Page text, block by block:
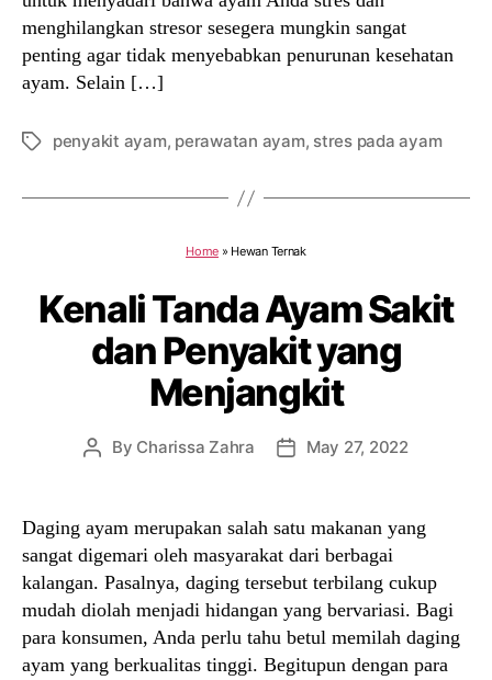
menghilangkan stresor sesegera mungkin sangat
penting agar tidak menyebabkan penurunan kesehatan
ayam. Selain […]
Tagspenyakit ayam, perawatan ayam, stres pada ayam
Home» Hewan Ternak
Kenali Tanda Ayam Sakit
dan Penyakit yang
Menjangkit
Post
By Charissa Zahra
PostMay 27, 2022
Daging ayam merupakan salah satu makanan yang
sangat digemari oleh masyarakat dari berbagai
kalangan. Pasalnya, daging tersebut terbilang cukup
mudah diolah menjadi hidangan yang bervariasi. Bagi
para konsumen, Anda perlu tahu betul memilah daging
ayam yang berkualitas tinggi. Begitupun dengan para